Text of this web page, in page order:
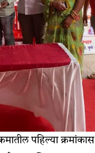
पहिल्या क्रमांकास